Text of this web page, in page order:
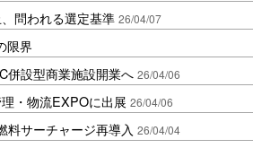
問われる選定基準 26/04/07
限界
併設型商業施設開業へ 26/04/06
・物流EXPOに出展 26/04/06
サーチャージ再導入 26/04/04